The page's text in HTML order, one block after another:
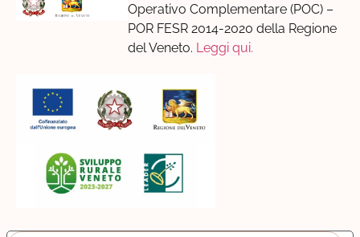
Operativo Complementare (POC) –
POR FESR 2014-2020 della Regione
del Veneto. Leggi qui.